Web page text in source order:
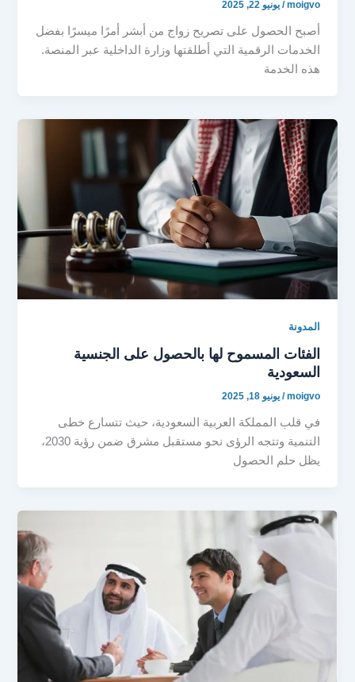
moigvo
/يونيو 22, 2025
أصبح الحصول على تصريح زواج من أبشر أمرًا ميسرًا بفضل
الخدمات الرقمية التي أطلقتها وزارة الداخلية عبر المنصة.
هذه الخدمة
المدونة
الفئات المسموح لها بالحصول على الجنسية
السعودية
moigvo
/يونيو 18, 2025
في قلب المملكة العربية السعودية، حيث تتسارع خطى
التنمية وتتجه الرؤى نحو مستقبل مشرق ضمن رؤية 2030،
يظل حلم الحصول